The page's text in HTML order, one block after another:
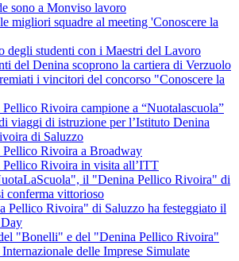
sono a Monviso lavoro
migliori squadre al meeting 'Conoscere la
degli studenti con i Maestri del Lavoro
del Denina scoprono la cartiera di Verzuolo
i vincitori del concorso "Conoscere la
Rivoira campione a “Nuotalascuola”
viaggi di istruzione per l’Istituto Denina
di Saluzzo
Rivoira a Broadway
Rivoira in visita all’ITT
il "Denina Pellico Rivoira" di
conferma vittorioso
Pellico Rivoira" di Saluzzo ha festeggiato il
"Bonelli" e del "Denina Pellico Rivoira"
delle Imprese Simulate